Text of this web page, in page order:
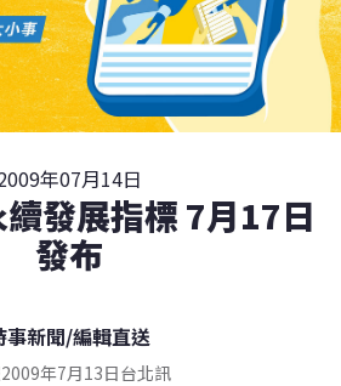
年07月14日
發展指標 7月17日
發布
事新聞/編輯直送
年7月13日台北訊